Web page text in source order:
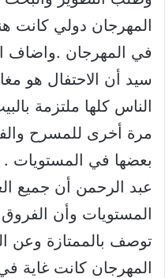
المهرجان دولي كانت
في المهرجان .واضاف
سيد أن الاحتفال هو
الناس كلها ملتزمة
مرة أخرى للمسرح
بعضها في المستويات .
عبد الرحمن أن جميع
المستويات وأن
توصف بالممتازة وعن
المهرجان كانت غاية